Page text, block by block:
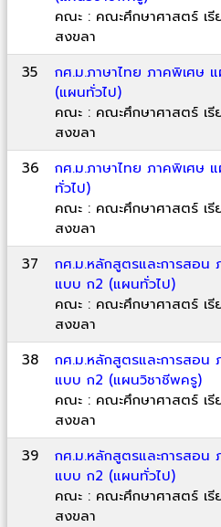
คณะ : คณะศึกษาศาสตร์ เรี
สงขลา
35
กศ.ม.ภาษาไทย ภาคพิเศษ
(แผนทั่วไป)
คณะ : คณะศึกษาศาสตร์ เรี
สงขลา
36
กศ.ม.ภาษาไทย ภาคพิเศษ
ทั่วไป)
คณะ : คณะศึกษาศาสตร์ เรี
สงขลา
37
กศ.ม.หลักสูตรและการสอน
แบบ ก2 (แผนทั่วไป)
คณะ : คณะศึกษาศาสตร์ เรี
สงขลา
38
กศ.ม.หลักสูตรและการสอน
แบบ ก2 (แผนวิชาชีพครู)
คณะ : คณะศึกษาศาสตร์ เรี
สงขลา
39
กศ.ม.หลักสูตรและการสอน
แบบ ก2 (แผนทั่วไป)
คณะ : คณะศึกษาศาสตร์ เรี
สงขลา